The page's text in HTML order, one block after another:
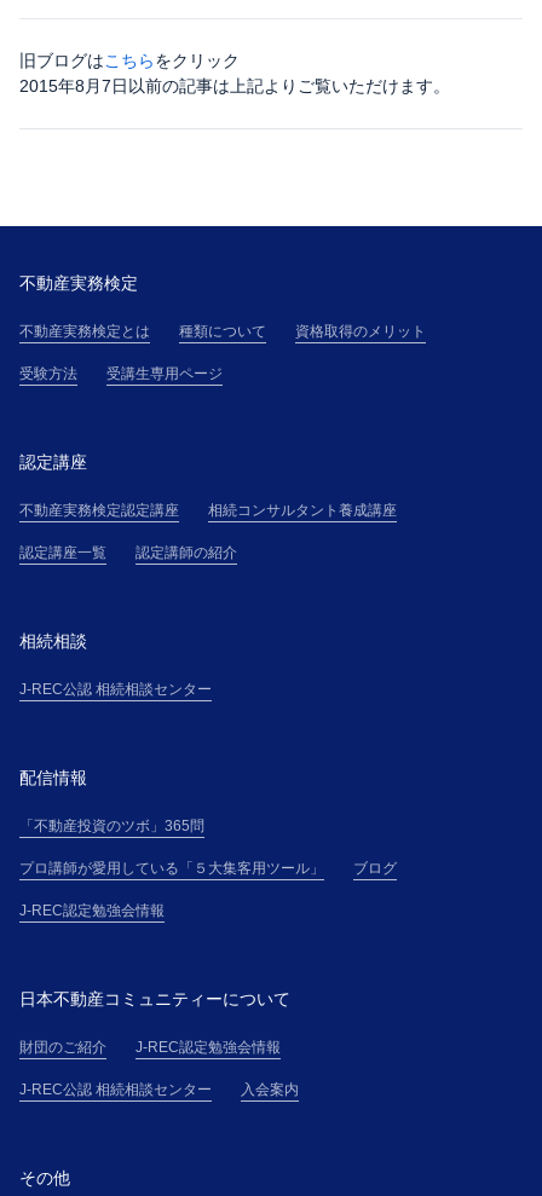
旧ブログはこちらをクリック
2015年8月7日以前の記事は上記よりご覧いただけます。
不動産実務検定
不動産実務検定とは 種類について 資格取得のメリット
受験方法 受講生専用ページ
認定講座
不動産実務検定認定講座 相続コンサルタント養成講座
認定講座一覧 認定講師の紹介
相続相談
J-REC公認 相続相談センター
配信情報
「不動産投資のツボ」365問
プロ講師が愛用している「５大集客用ツール」 ブログ
J-REC認定勉強会情報
日本不動産コミュニティーについて
財団のご紹介 J-REC認定勉強会情報
J-REC公認 相続相談センター 入会案内
その他